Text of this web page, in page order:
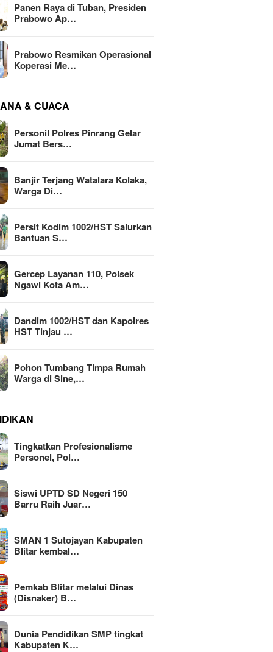
Panen Raya di Tuban, Presiden
Prabowo Ap…
Prabowo Resmikan Operasional
Koperasi Me…
& CUACA
Personil Polres Pinrang Gelar
Jumat Bers…
Banjir Terjang Watalara Kolaka,
Warga Di…
Persit Kodim 1002/HST Salurkan
Bantuan S…
Gercep Layanan 110, Polsek
Ngawi Kota Am…
Dandim 1002/HST dan Kapolres
HST Tinjau …
Pohon Tumbang Timpa Rumah
Warga di Sine,…
Tingkatkan Profesionalisme
Personel, Pol…
Siswi UPTD SD Negeri 150
Barru Raih Juar…
SMAN 1 Sutojayan Kabupaten
Blitar kembal…
Pemkab Blitar melalui Dinas
(Disnaker) B…
Dunia Pendidikan SMP tingkat
Kabupaten K…